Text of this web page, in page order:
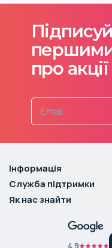
першими
про
Інформація
Служба підтримки
Як нас знайти
4.9